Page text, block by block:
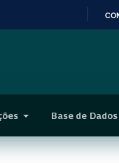
Base de